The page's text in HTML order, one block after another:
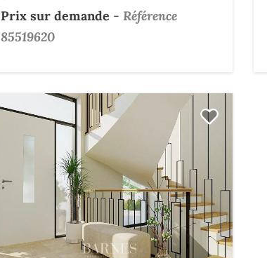
Prix sur demande - Référence
85519620